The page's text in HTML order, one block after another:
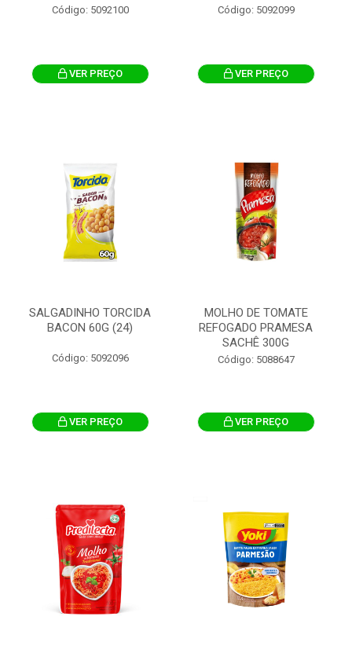
Código: 5092100
VER PREÇO
Código: 5092099
VER PREÇO
SALGADINHO TORCIDA
BACON 60G (24)
Código: 5092096
VER PREÇO
MOLHO DE TOMATE
REFOGADO PRAMESA
SACHÊ 300G
Código: 5088647
VER PREÇO